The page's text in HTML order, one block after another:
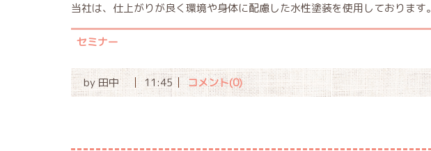
当社は、仕上がりが良く環境や身体に配慮した水性塗装を使用しております。
セミナー
by田中 11:45 コメント(0)